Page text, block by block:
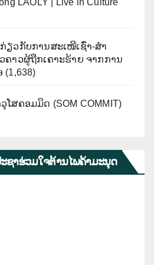
ຽວກັບການສະເໜີເຊົ່າ-ສໍາ
ຄາວຜູ້ຖືກເຄາະຮ້າຍ ຈາກການ
(1,638)
ສຄອມມິດ (SOM COMMIT)
ຊາຮ່ວມໃຈຕ້ານໄພຄ້າມະນຸດ